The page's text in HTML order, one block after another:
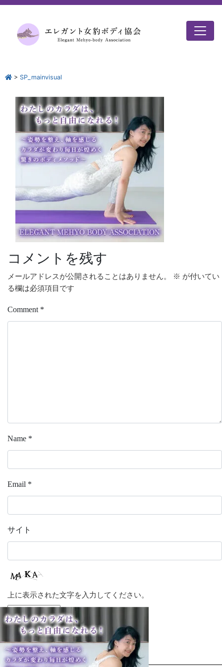
> SP_mainvisual
コメントを残す
メールアドレスが公開されることはありません。 ※ が付いてい
る欄は必須項目です
Comment *
Name *
Email *
サイト
上に表示された文字を入力してください。